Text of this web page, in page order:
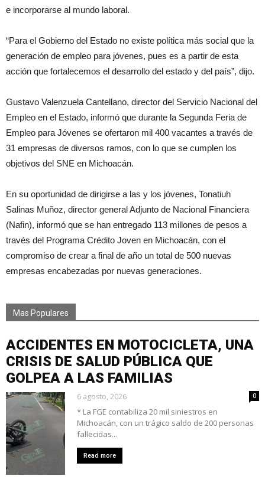
e incorporarse al mundo laboral.
“Para el Gobierno del Estado no existe política más social que la
generación de empleo para jóvenes, pues es a partir de esta
acción que fortalecemos el desarrollo del estado y del país”, dijo.
Gustavo Valenzuela Cantellano, director del Servicio Nacional del
Empleo en el Estado, informó que durante la Segunda Feria de
Empleo para Jóvenes se ofertaron mil 400 vacantes a través de
31 empresas de diversos ramos, con lo que se cumplen los
objetivos del SNE en Michoacán.
En su oportunidad de dirigirse a las y los jóvenes, Tonatiuh
Salinas Muñoz, director general Adjunto de Nacional Financiera
(Nafin), informó que se han entregado 113 millones de pesos a
través del Programa Crédito Joven en Michoacán, con el
compromiso de crear a final de año un total de 500 nuevas
empresas encabezadas por nuevas generaciones.
Mas Populares
ACCIDENTES EN MOTOCICLETA, UNA
CRISIS DE SALUD PÚBLICA QUE
GOLPEA A LAS FAMILIAS
6 agosto, 2026 0
* La FGE contabiliza 20 mil siniestros en
Michoacán, con un trágico saldo de 200 personas
fallecidas...
Read more